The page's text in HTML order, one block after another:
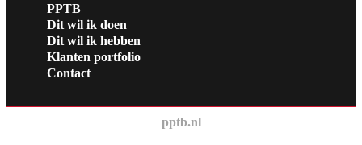
PPTB
Dit wil ik doen
Dit wil ik hebben
Klanten portfolio
Contact
pptb.nl